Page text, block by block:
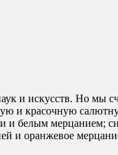
и искусств. Но мы
и красочную
и белым мерцанием;
и оранжевое